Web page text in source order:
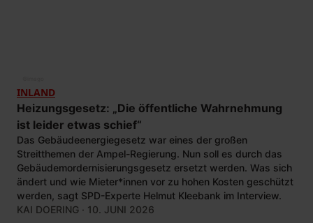
INLAND
Heizungsgesetz: „Die öffentliche Wahrnehmung
ist leider etwas schief“
Das Gebäudeenergiegesetz war eines der großen
Streitthemen der Ampel-Regierung. Nun soll es durch das
Gebäudemordernisierungsgesetz ersetzt werden. Was sich
ändert und wie Mieter*innen vor zu hohen Kosten geschützt
werden, sagt SPD-Experte Helmut Kleebank im Interview.
KAI DOERING · 10. JUNI 2026